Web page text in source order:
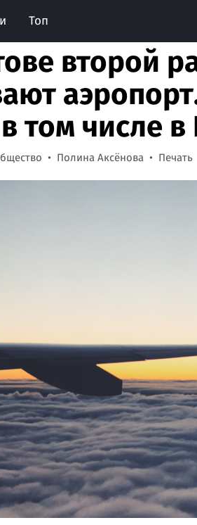
Топ
второй
том числе в
Полина Аксёнова Печать